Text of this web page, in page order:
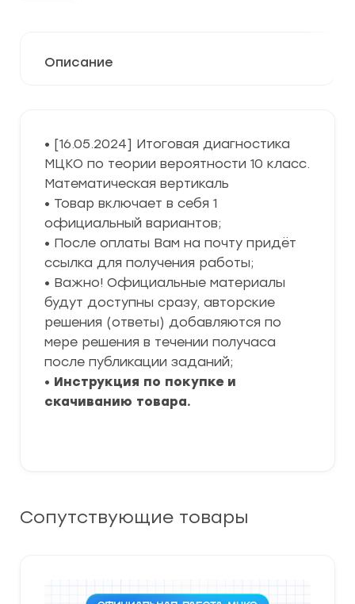
Описание
• [16.05.2024] Итоговая диагностика
МЦКО по теории вероятности 10 класс.
Математическая вертикаль
• Товар включает в себя 1
официальный вариантов;
• После оплаты Вам на почту придёт
ссылка для получения работы;
• Важно! Официальные материалы
будут доступны сразу, авторские
решения (ответы) добавляются по
мере решения в течении получаса
после публикации заданий;
• Инструкция по покупке и
скачиванию товара.
Сопутствующие товары